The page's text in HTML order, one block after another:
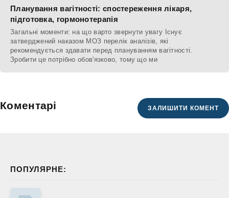
ПОПУЛЯРНЕ:
Планування вагітності: спостереження лікаря,
підготовка, гормонотерапія
Загальні моменти: на що варто звернути увагу Існує
затверджений наказом МОЗ перелік аналізів, які
рекомендується здавати перед плануванням вагітності.
Зробити це потрібно обов'язково, тому що ми
Коментарі ЗАЛИШИТИ КОМЕНТ